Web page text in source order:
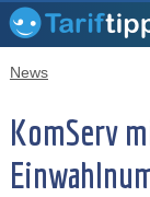
News
KomServ